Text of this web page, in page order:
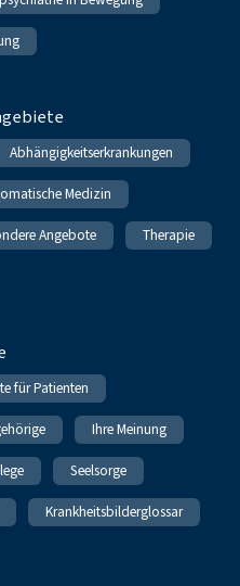
Abhängigkeitserkrankungen
Medizin
Angebote Therapie
für Patienten
Ihre Meinung
Seelsorge
Krankheitsbilderglossar